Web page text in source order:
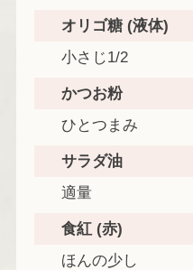
オリゴ糖 (液体)
小さじ1/2
かつお粉
ひとつまみ
サラダ油
適量
食紅 (赤)
ほんの少し